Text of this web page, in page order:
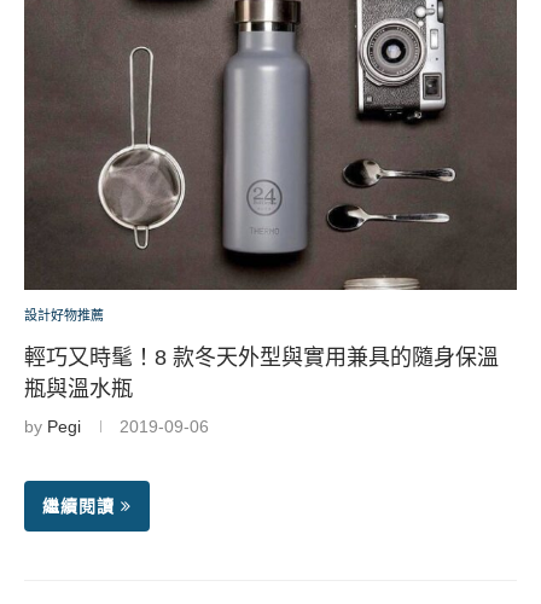
設計好物推薦
輕巧又時髦！8 款冬天外型與實用兼具的隨身保溫
瓶與溫水瓶
by Pegi 2019-09-06
繼續閱讀